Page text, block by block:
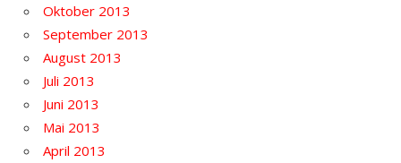
Oktober 2013
September 2013
August 2013
Juli 2013
Juni 2013
Mai 2013
April 2013